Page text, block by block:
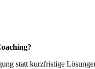
statt kurzfristige